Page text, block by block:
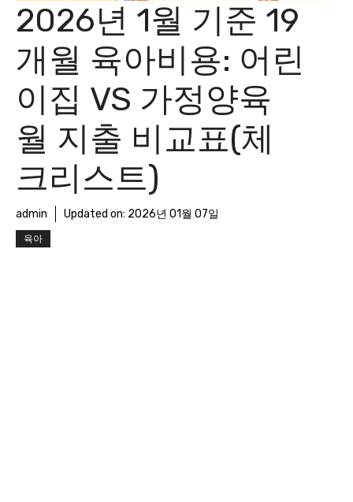
2026년 1월 기준 19
개월 육아비용: 어린
이집 VS 가정양육
월 지출 비교표(체
크리스트)
admin Updated on: 2026년 01월 07일
육아